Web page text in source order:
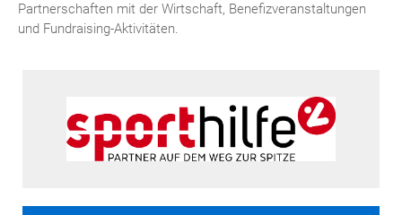
Partnerschaften mit der Wirtschaft, Benefizveranstaltungen
und Fundraising-Aktivitäten.